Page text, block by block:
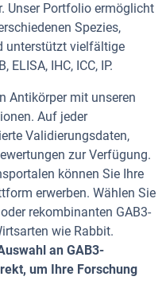
Unser Portfolio ermöglicht
Spezies,
unterstützt vielfältige
IHC, ICC, IP.
Antikörper mit unseren
Auf jeder
Validierungsdaten,
zur Verfügung.
können Sie Ihre
erwerben. Wählen Sie
rekombinanten GAB3-
wie Rabbit.
an GAB3-
um Ihre Forschung